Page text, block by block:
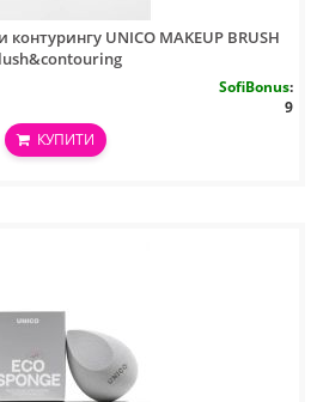
UNICO MAKEUP BRUSH
SofiBonus:
9
КУПИТИ